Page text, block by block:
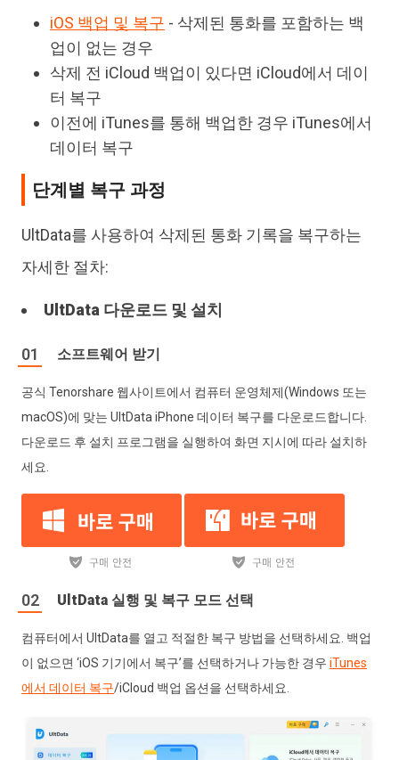
iOS 백업 및 복구 - 삭제된 통화를 포함하는 백
업이 없는 경우
삭제 전 iCloud 백업이 있다면 iCloud에서 데이
터 복구
이전에 iTunes를 통해 백업한 경우 iTunes에서
데이터 복구
단계별 복구 과정
UltData를 사용하여 삭제된 통화 기록을 복구하는
자세한 절차:
UltData 다운로드 및 설치
소프트웨어 받기
공식 Tenorshare 웹사이트에서 컴퓨터 운영체제(Windows 또는
macOS)에 맞는 UltData iPhone 데이터 복구를 다운로드합니다.
다운로드 후 설치 프로그램을 실행하여 화면 지시에 따라 설치하
세요.
UltData 실행 및 복구 모드 선택
컴퓨터에서 UltData를 열고 적절한 복구 방법을 선택하세요. 백업
이 없으면 ‘iOS 기기에서 복구’를 선택하거나 가능한 경우 iTunes
에서 데이터 복구/iCloud 백업 옵션을 선택하세요.